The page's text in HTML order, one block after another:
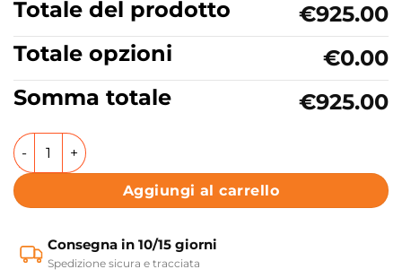
Totale del prodotto
€925.00
Totale opzioni
€0.00
Somma totale
€925.00
Vasca da bagno rettangolare senza idromassaggio 170/
Aggiungi al carrello
Consegna in 10/15 giorni
Spedizione sicura e tracciata